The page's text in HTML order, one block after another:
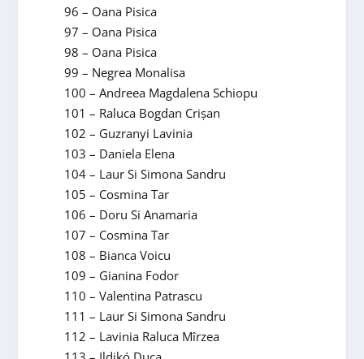
96 – Oana Pisica
97 – Oana Pisica
98 – Oana Pisica
99 – Negrea Monalisa
100 – Andreea Magdalena Schiopu
101 – Raluca Bogdan Crişan
102 – Guzranyi Lavinia
103 – Daniela Elena
104 – Laur Si Simona Sandru
105 – Cosmina Tar
106 – Doru Si Anamaria
107 – Cosmina Tar
108 – Bianca Voicu
109 – Gianina Fodor
110 – Valentina Patrascu
111 – Laur Si Simona Sandru
112 – Lavinia Raluca Mîrzea